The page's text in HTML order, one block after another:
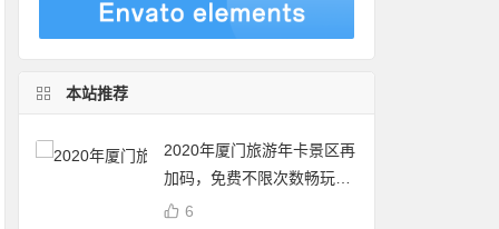
本站推荐
2020年厦门旅游年卡景区再
加码，免费不限次数畅玩24
个景点
6